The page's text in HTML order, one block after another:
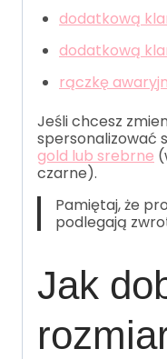
dodatkową
dodatkową
rączkę
Jeśli chcesz
spersonalizować
gold lub srebrne
czarne).
Pamiętaj, że
podlegają
Jak